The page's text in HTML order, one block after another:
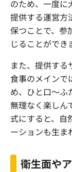
のため、一度に
提供する運営方
保つことで、参
じることができ
また、提供する
食事のメインで
め、ひと口〜ふ
無理なく楽しん
式にすると、自
ーションも生ま
衛生面や